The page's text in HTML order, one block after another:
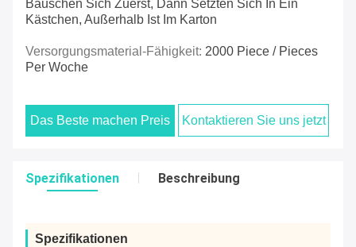
Bauschen Sich Zuerst, Dann Setzten Sich In Ein
Kästchen, Außerhalb Ist Im Karton
Versorgungsmaterial-Fähigkeit: 2000 Piece / Pieces
Per Woche
Das Beste machen Preis Kontaktieren Sie uns jetzt
Spezifikationen Beschreibung
Spezifikationen